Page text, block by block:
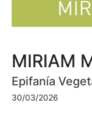
MIRIAM
Epifanía
30/03/2026